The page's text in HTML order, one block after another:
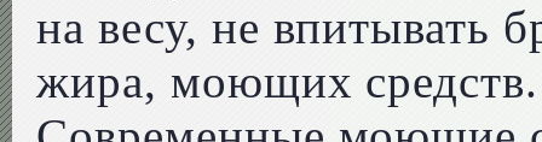
на весу, не впитывать
жира, моющих